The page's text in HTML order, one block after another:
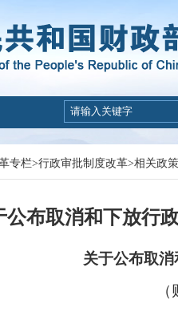
专栏>行政审批制度改革>相关政
公布取消和下放行
关于公布取